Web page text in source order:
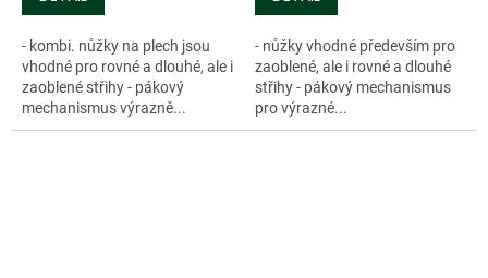
- kombi. nůžky na plech jsou
vhodné pro rovné a dlouhé, ale i
zaoblené střihy - pákový
mechanismus výrazně...
- nůžky vhodné především pro
zaoblené, ale i rovné a dlouhé
střihy - pákový mechanismus
pro výrazné...